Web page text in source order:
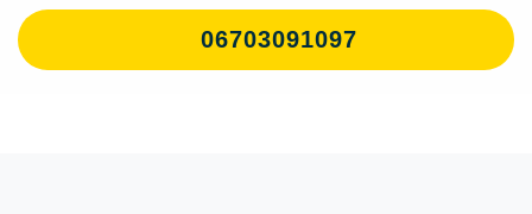
06703091097